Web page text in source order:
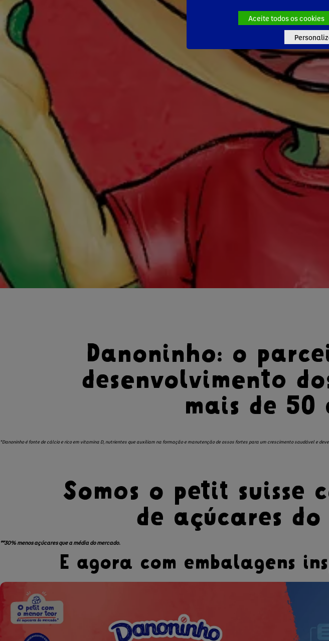
Danoninho: o
desenvolvimento
mais de 50
*Danoninho é fonte de cálcio e rico em vitamina D, nutrientes que auxiliam na formação e manutenção de ossos fortes para um crescimento saudável e
Somos o petit suisse
de açúcares
**30% menos açúcares que a média do mercado.
E agora com embalagens
Aceite todos os cookies